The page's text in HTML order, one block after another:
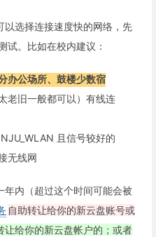
以选择连接速度快的网络，先
试。比如在校内建议：
办公场所、鼓楼少数宿
老旧一般都可以）有线连
NJU_WLAN 且信号较好的
无线网
内（超过这个时间可能会被
自助转让给你的新云盘账号或
让给你的新云盘帐户的；或者